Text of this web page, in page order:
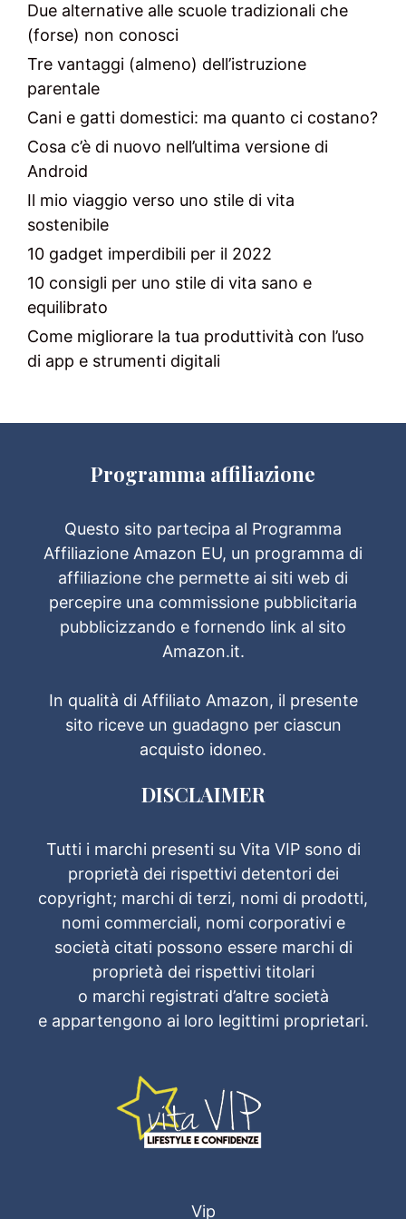
Due alternative alle scuole tradizionali che
(forse) non conosci
Tre vantaggi (almeno) dell’istruzione
parentale
Cani e gatti domestici: ma quanto ci costano?
Cosa c’è di nuovo nell’ultima versione di
Android
Il mio viaggio verso uno stile di vita
sostenibile
10 gadget imperdibili per il 2022
10 consigli per uno stile di vita sano e
equilibrato
Come migliorare la tua produttività con l’uso
di app e strumenti digitali
Programma affiliazione
Questo sito partecipa al Programma
Affiliazione Amazon EU, un programma di
affiliazione che permette ai siti web di
percepire una commissione pubblicitaria
pubblicizzando e fornendo link al sito
Amazon.it.
In qualità di Affiliato Amazon, il presente
sito riceve un guadagno per ciascun
acquisto idoneo.
DISCLAIMER
Tutti i marchi presenti su Vita VIP sono di
proprietà dei rispettivi detentori dei
copyright; marchi di terzi, nomi di prodotti,
nomi commerciali, nomi corporativi e
società citati possono essere marchi di
proprietà dei rispettivi titolari
o marchi registrati d’altre società
e appartengono ai loro legittimi proprietari.
Vip